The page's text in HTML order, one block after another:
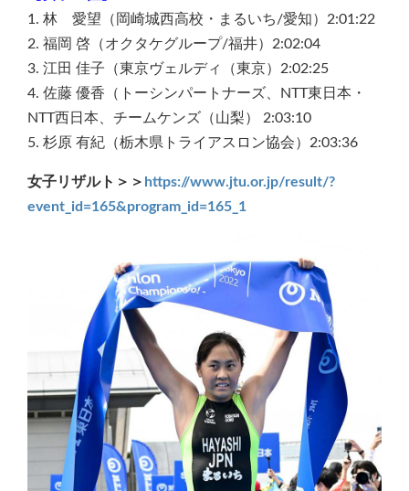
1. 林 愛望（岡崎城西高校・まるいち/愛知）2:01:22
2. 福岡 啓（オクタケグループ/福井）2:02:04
3. 江田 佳子（東京ヴェルディ（東京）2:02:25
4. 佐藤 優香（トーシンパートナーズ、NTT東日本・
NTT西日本、チームケンズ（山梨） 2:03:10
5. 杉原 有紀（栃木県トライアスロン協会）2:03:36
女子リザルト＞＞ https://www.jtu.or.jp/result/?
event_id=165&program_id=165_1